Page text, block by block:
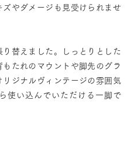
やダメージも見受けられませ
替えました。しっとりとした
もたれのマウントや脚先のグラ
ジナルヴィンテージの雰囲気
使い込んでいただける一脚で